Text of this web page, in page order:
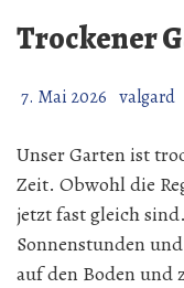
Trockener
7. Mai 2026 valgard
Unser Garten ist
Zeit. Obwohl die
jetzt fast gleich
Sonnenstunden
auf den Boden und